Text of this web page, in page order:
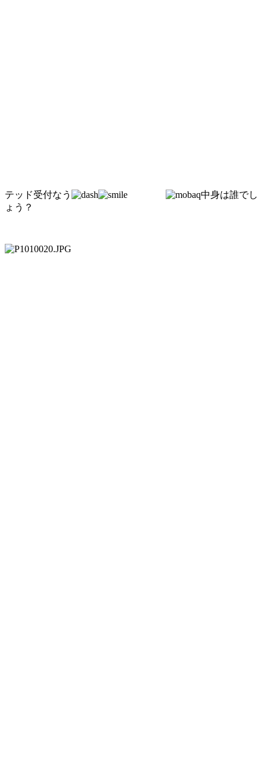
テッド受付なう
中身は誰でし
ょう？